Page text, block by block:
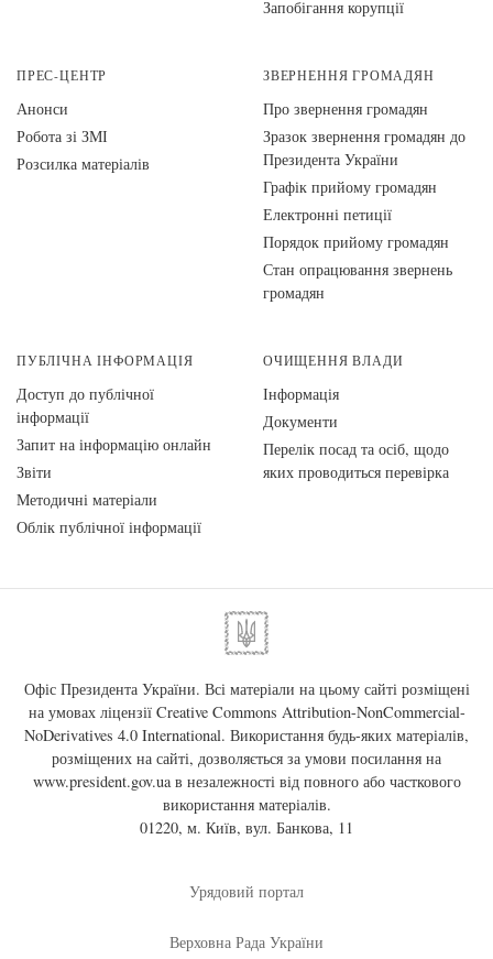
Запобігання корупції
ПРЕС-ЦЕНТР
Анонси
Робота зі ЗМІ
Розсилка матеріалів
ЗВЕРНЕННЯ ГРОМАДЯН
Про звернення громадян
Зразок звернення громадян до
Президента України
Графік прийому громадян
Електронні петиції
Порядок прийому громадян
Стан опрацювання звернень
громадян
ПУБЛІЧНА ІНФОРМАЦІЯ
Доступ до публічної
інформації
Запит на інформацію онлайн
Звіти
Методичні матеріали
Облік публічної інформації
ОЧИЩЕННЯ ВЛАДИ
Інформація
Документи
Перелік посад та осіб, щодо
яких проводиться перевірка
Офіс Президента України. Всі матеріали на цьому сайті розміщені
на умовах ліцензії Creative Commons Attribution-NonCommercial-
NoDerivatives 4.0 International. Використання будь-яких матеріалів,
розміщених на сайті, дозволяється за умови посилання на
www.president.gov.uaв незалежності від повного або часткового
використання матеріалів.
01220, м. Київ, вул. Банкова, 11
Урядовий портал
Верховна Рада України